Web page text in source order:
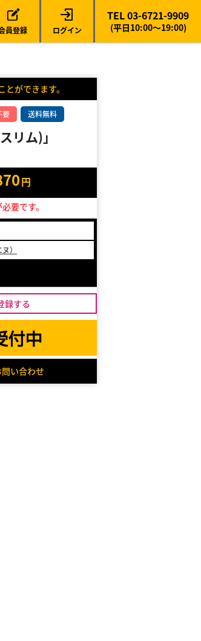
員登録 ログイン
TEL 03-6721-9909
(平日10:00～19:00)
ができます。
要 送料無料
リム)」
円
要です。
）
録する
い合わせ